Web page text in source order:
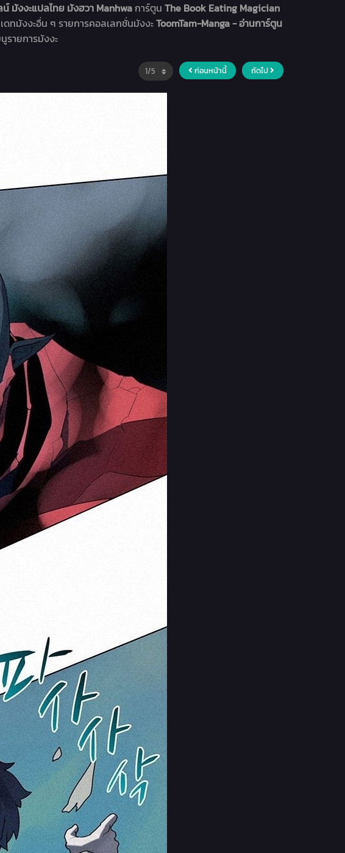
มังงะแปลไทย มังฮวา Manhwaการ์ตูน The Book Eating Magician
ทมังงะอื่น ๆ รายการคอลเลกชั่นมังงะToomTam-Manga - อ่านการ์ตูน
รายการมังงะ
ก่อนหน้านี้ ถัดไป